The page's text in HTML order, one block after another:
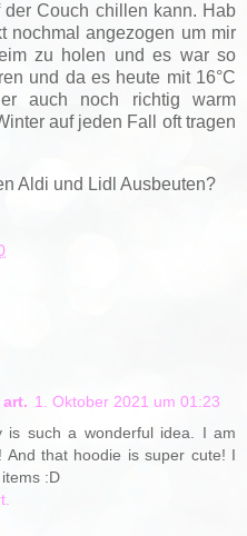
der Couch chillen kann. Hab
nochmal angezogen um mir
zu holen und es war so
und da es heute mit 16°C
auch noch richtig warm
auf jeden Fall oft tragen
Aldi und Lidl Ausbeuten?
1. Oktober 2021 um 01:23
is such a wonderful idea. I am
that hoodie is super cute! I
:D